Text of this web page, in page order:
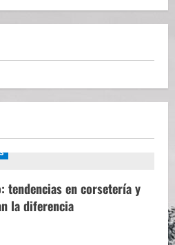
tendencias en corsetería y
la diferencia